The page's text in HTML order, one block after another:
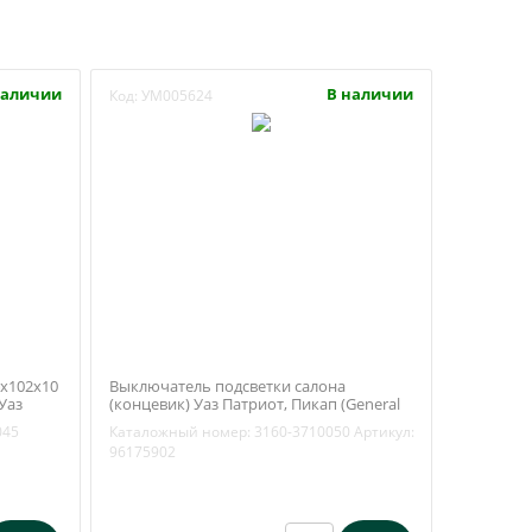
Код: УМ005624 В наличии
Выключатель подсветки салона
(концевик) Уаз Патриот, Пикап (General
Каталожный номер: 3160-3710050 Артикул:
96175902